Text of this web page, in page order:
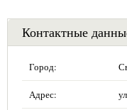
Контактные
Город:
Адрес: